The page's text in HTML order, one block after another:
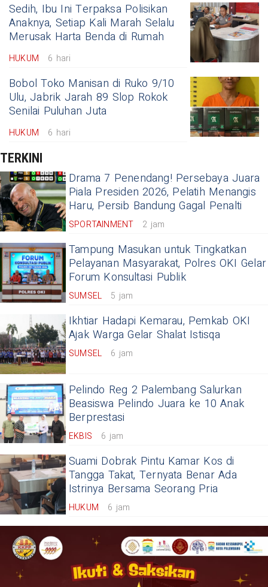
Sedih, Ibu Ini Terpaksa Polisikan
Anaknya, Setiap Kali Marah Selalu
Merusak Harta Benda di Rumah
HUKUM 6 hari
Bobol Toko Manisan di Ruko 9/10
Ulu, Jabrik Jarah 89 Slop Rokok
Senilai Puluhan Juta
HUKUM 6 hari
TERKINI
Drama 7 Penendang! Persebaya Juara
Piala Presiden 2026, Pelatih Menangis
Haru, Persib Bandung Gagal Penalti
SPORTAINMENT 2 jam
Tampung Masukan untuk Tingkatkan
Pelayanan Masyarakat, Polres OKI Gelar
Forum Konsultasi Publik
SUMSEL 5 jam
Ikhtiar Hadapi Kemarau, Pemkab OKI
Ajak Warga Gelar Shalat Istisqa
SUMSEL 6 jam
Pelindo Reg 2 Palembang Salurkan
Beasiswa Pelindo Juara ke 10 Anak
Berprestasi
EKBIS 6 jam
Suami Dobrak Pintu Kamar Kos di
Tangga Takat, Ternyata Benar Ada
Istrinya Bersama Seorang Pria
HUKUM 6 jam